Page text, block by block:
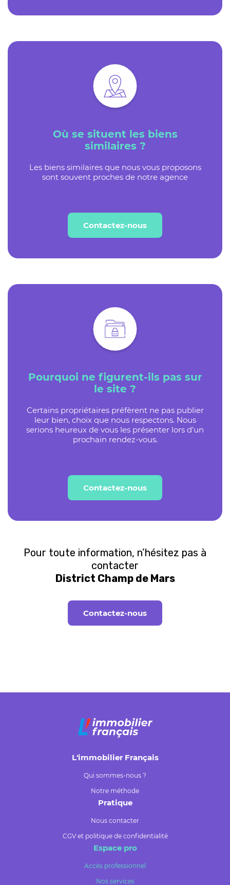
Où se situent les biens
similaires ?
Les biens similaires que nous vous proposons
sont souvent proches de notre agence
Contactez-nous
Pourquoi ne figurent-ils pas sur
le site ?
Certains propriétaires préfèrent ne pas publier
leur bien, choix que nous respectons. Nous
serions heureux de vous les présenter lors d’un
prochain rendez-vous.
Contactez-nous
Pour toute information, n’hésitez pas à
contacter
District Champ de Mars
Contactez-nous
L'immobilier Français
Qui sommes-nous ?
Notre méthode
Pratique
Nous contacter
CGV et politique de confidentialité
Espace pro
Accès professionnel
Nos services